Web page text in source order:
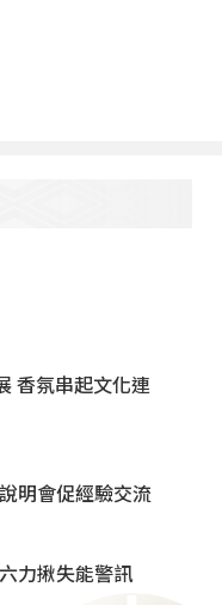
香氛串起文化連
明會促經驗交流
力揪失能警訊